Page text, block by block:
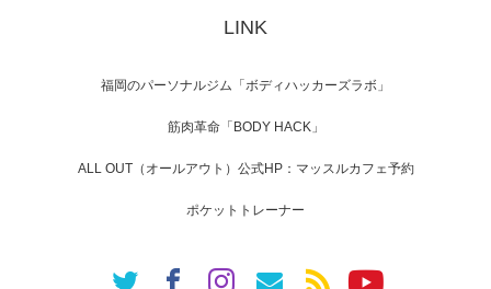
「ねとらぼ」さんに…
LINK
福岡のパーソナルジム「ボディハッカーズラボ」
筋肉革命「BODY HACK」
ALL OUT（オールアウト）公式HP：マッスルカフェ予約
ポケットトレーナー